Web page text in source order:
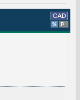
CAD
% Platform